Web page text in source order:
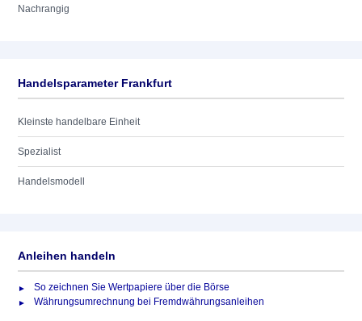
Nachrangig
Handelsparameter Frankfurt
Kleinste handelbare Einheit
Spezialist
Handelsmodell
Anleihen handeln
So zeichnen Sie Wertpapiere über die Börse
Währungsumrechnung bei Fremdwährungsanleihen